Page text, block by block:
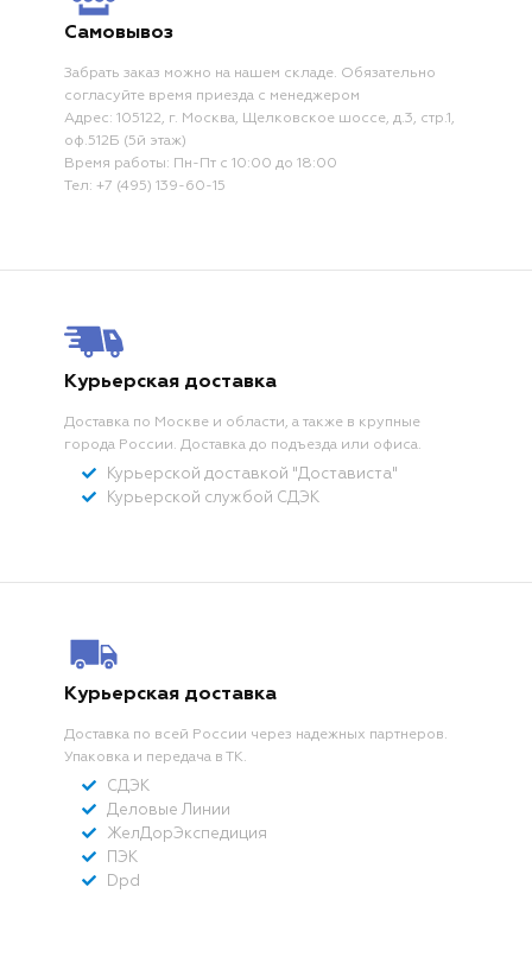
Самовывоз
Забрать заказ можно на нашем складе. Обязательно
согласуйте время приезда с менеджером
Адрес: 105122, г. Москва, Щелковское шоссе, д.3, стр.1,
оф.512Б (5й этаж)
Время работы: Пн-Пт с 10:00 до 18:00
Тел: +7 (495) 139-60-15
Курьерская доставка
Доставка по Москве и области, а также в крупные
города России. Доставка до подъезда или офиса.
Курьерской доставкой "Достависта"
Курьерской службой СДЭК
Курьерская доставка
Доставка по всей России через надежных партнеров.
Упаковка и передача в ТК.
СДЭК
Деловые Линии
ЖелДорЭкспедиция
ПЭК
Dpd